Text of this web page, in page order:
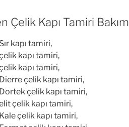
Çelik Kapı Tamiri
kapı tamiri,
kapı tamiri,
kapı tamiri,
çelik kapı tamiri,
çelik kapı tamiri,
çelik kapı tamiri,
çelik kapı tamiri,